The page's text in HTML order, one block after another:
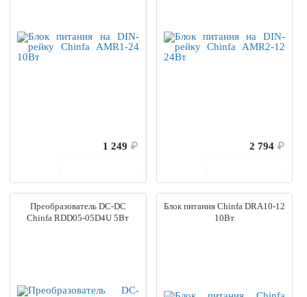
1 249 ₽
2 794 ₽
Преобразователь DC-DC
Chinfa RDD05-05D4U 5Вт
Блок питания Chinfa DRA10-12
10Вт